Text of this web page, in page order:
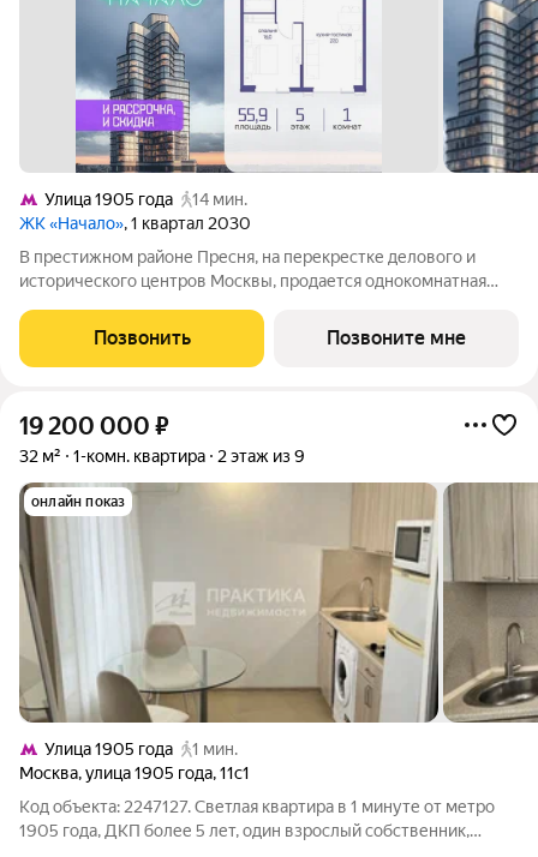
Улица 1905 года
14 мин.
ЖК «Начало», 1 квартал 2030
В престижном районе Пресня, на перекрестке делового и
исторического центров Москвы, продается однокомнатная
находится на 5 этаже 11-этажного дома, в новом элитном
жилом комплексе «Начало» от
Позвонить Позвоните мне
19 200 000 ₽
32 м² 1-комн. квартира 2 этаж из 9
онлайн показ
Улица 1905 года
1 мин.
Москва,улица 1905 года,11с1
Код объекта: 2247127. Светлая квартира в 1 минуте от метро
1905 года, ДКП более 5 лет, один взрослый собственник,